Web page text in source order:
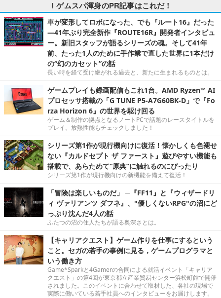
！ゲムスパ渾身のPR記事はこれだ！
車が変形してロボになった、でも『ルート16』だった
―41年ぶり完全新作『ROUTE16R』開発者インタビュ
ー。新旧スタッフが語るシリーズの魂。そして41年
前、たった1人のために手作業で直した世界に1本だけ
の“幻のカセット”の話
長い時を経て受け継がれる過去と、新たに生まれるものとは。
ゲームプレイも録画配信もこれ1台。AMD Ryzen™ AI
プロセッサ搭載の「G TUNE P5-A7G60BK-D」で『Fo
rza Horizon 6』の世界を駆け回る
ゲーム＆制作の拠点となるノートPCで話題のレースタイトルを
プレイ。放熱性能もチェックしました！
シリーズ第1作が現行機向けに復活！懐かしくも色褪せ
ない『カルドセプト ザ ファースト』遊びやすい機能も
搭載で、あらためて“原典”に触れるのにぴったり
シリーズ第1作が現行機向けの新機能を備えて復活！
「冒険は楽しいものだ」 ─『FF11』と『ウィザードリ
ィ ヴァリアンツ ダフネ』、"優しくないRPG"の沼にど
っぷり沈んだ4人の話
ふたつの沼の住人たちが語る奥深さとは。
【キャリアクエスト】ゲーム作りを仕事にするという
こと。セガの若手の事例に見る，ゲームプログラマと
いう働き方
Game*Sparkと4Gamerの合同による就活イベント「キャリア
クエスト」の第4回が東京都立産業貿易センター浜松町館で開催
されました。このイベントに合わせて取材した、各社の現場で
実際に働いている若手社員へのインタビューをお届けします。